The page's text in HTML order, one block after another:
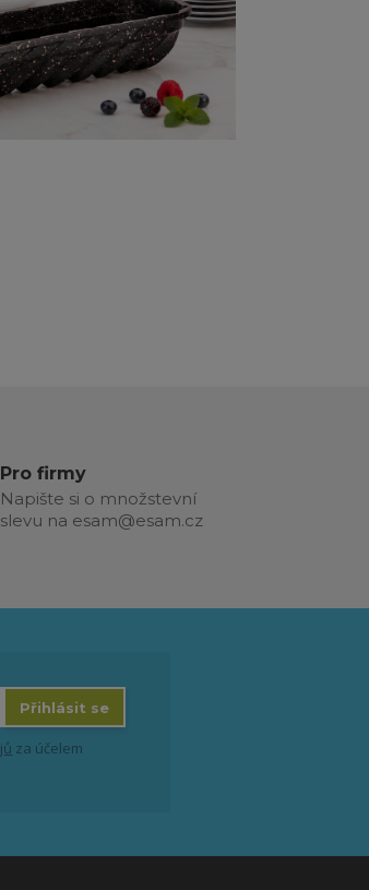
Pro firmy
Napište si o množstevní
slevu na esam@esam.cz
Přihlásit se
za účelem